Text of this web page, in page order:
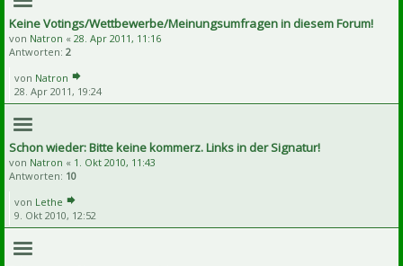
Keine Votings/Wettbewerbe/Meinungsumfragen in diesem Forum!
von Natron « 28. Apr 2011, 11:16
Antworten: 2
von Natron
28. Apr 2011, 19:24
Schon wieder: Bitte keine kommerz. Links in der Signatur!
von Natron « 1. Okt 2010, 11:43
Antworten: 10
von Lethe
9. Okt 2010, 12:52